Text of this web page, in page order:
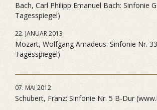
Bach, Carl Philipp Emanuel Bach: Sinfonie
Tagesspiegel)
22. JANUAR 2013
Mozart, Wolfgang Amadeus: Sinfonie Nr.
Tagesspiegel)
07. MAI 2012
Schubert, Franz: Sinfonie Nr. 5 B-Dur